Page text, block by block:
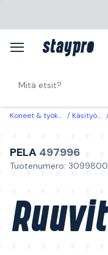
Koneet & työkalut Käsityökalut
PELA 497996
Tuotenumero: 3099800